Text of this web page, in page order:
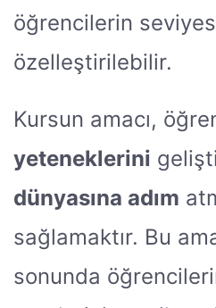
öğrencilerin
özelleştirilebilir.
Kursun amacı,
yeteneklerini
dünyasına adım
sağlamaktır. Bu
sonunda